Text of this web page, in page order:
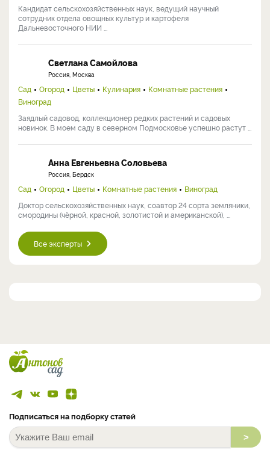
Кандидат сельскохозяйственных наук, ведущий научный
сотрудник отдела овощных культур и картофеля
Дальневосточного НИИ ...
Светлана Самойлова
Россия, Москва
Сад Огород Цветы Кулинария
Комнатные растения
Виноград
Заядлый садовод, коллекционер редких растений и садовых
новинок. В моем саду в северном Подмосковье успешно растут ...
Анна Евгеньевна Соловьева
Россия, Бердск
Сад Огород Цветы Комнатные растения
Виноград
Доктор сельскохозяйственных наук, соавтор 24 сорта земляники,
смородины (чёрной, красной, золотистой и американской), ...
Все эксперты
Подписаться на подборку статей
>